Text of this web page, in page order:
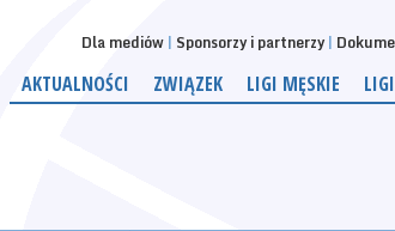
Dla mediów Sponsorzy i partnerzy
AKTUALNOŚCI ZWIĄZEK LIGI MĘSKIE